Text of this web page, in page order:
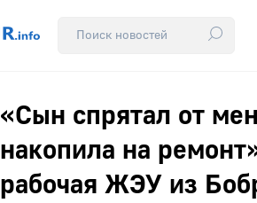
«Сын спрятал от
накопила на
рабочая ЖЭУ из